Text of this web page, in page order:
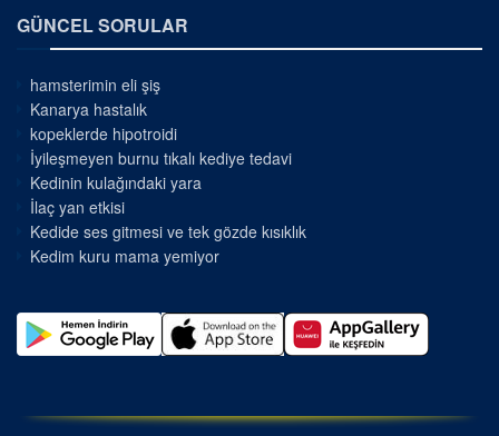
GÜNCEL SORULAR
hamsterimin eli şiş
Kanarya hastalık
kopeklerde hipotroidi
İyileşmeyen burnu tıkalı kediye tedavi
Kedinin kulağındaki yara
İlaç yan etkisi
Kedide ses gitmesi ve tek gözde kısıklık
Kedim kuru mama yemiyor